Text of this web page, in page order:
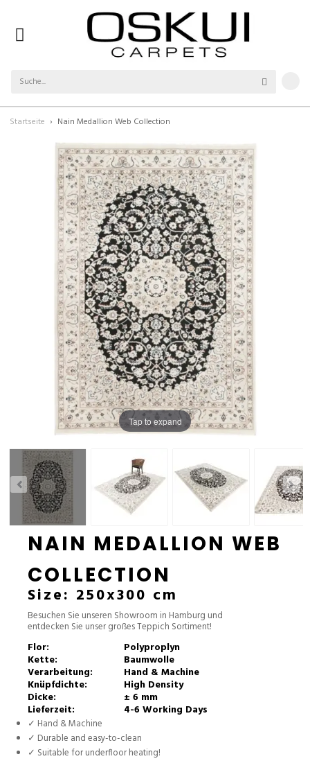
Startseite Nain Medallion Web Collection
Tap to expand
NAIN MEDALLION WEB
COLLECTION
Size: 250x300 cm
Besuchen Sie unseren Showroom in Hamburg und
entdecken Sie unser großes Teppich Sortiment!
Flor: Polyproplyn
Kette: Baumwolle
Verarbeitung: Hand & Machine
Knüpfdichte: High Density
Dicke: ± 6 mm
Lieferzeit: 4-6 Working Days
✓ Hand & Machine
✓ Durable and easy-to-clean
✓ Suitable for underfloor heating!